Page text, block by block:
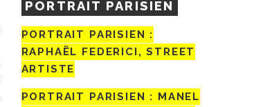
PORTRAIT PARISIEN
PORTRAIT PARISIEN :
RAPHAËL FEDERICI, STREET
ARTISTE
PORTRAIT PARISIEN : MANEL